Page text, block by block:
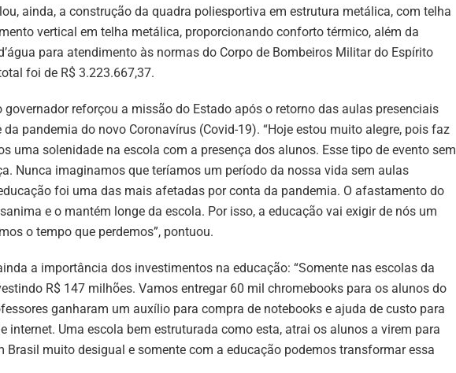
ainda, a construção da quadra poliesportiva em estrutura metálica, com telha
vertical em telha metálica, proporcionando conforto térmico, além da
para atendimento às normas do Corpo de Bombeiros Militar do Espírito
foi de R$ 3.223.667,37.
governador reforçou a missão do Estado após o retorno das aulas presenciais
pandemia do novo Coronavírus (Covid-19). “Hoje estou muito alegre, pois faz
uma solenidade na escola com a presença dos alunos. Esse tipo de evento sem
Nunca imaginamos que teríamos um período da nossa vida sem aulas
foi uma das mais afetadas por conta da pandemia. O afastamento do
e o mantém longe da escola. Por isso, a educação vai exigir de nós um
o tempo que perdemos”, pontuou.
a importância dos investimentos na educação: “Somente nas escolas da
R$ 147 milhões. Vamos entregar 60 mil chromebooks para os alunos do
ganharam um auxílio para compra de notebooks e ajuda de custo para
internet. Uma escola bem estruturada como esta, atrai os alunos a virem para
Brasil muito desigual e somente com a educação podemos transformar essa